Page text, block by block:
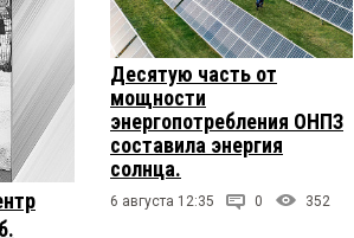
Десятую часть от
мощности
энергопотребления ОНПЗ
составила энергия
солнца.
6 августа 12:35 0 352